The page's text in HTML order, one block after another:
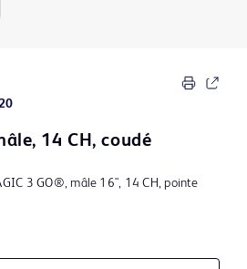
14 CH, coudé
3 GO®, mâle 16", 14 CH, pointe